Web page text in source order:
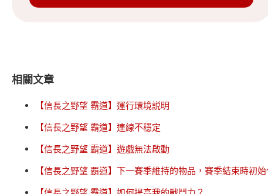
相關文章
【信長之野望 霸道】運行環境説明
【信長之野望 霸道】連線不穩定
【信長之野望 霸道】遊戲無法啟動
【信長之野望 覇道】下一賽季維持的物品，賽季結束時初